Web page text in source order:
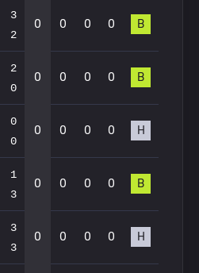
3
2
0 0 0 0 В
2
0
0 0 0 0 В
0
0
0 0 0 0 Н
1
3
0 0 0 0 В
3
3
0 0 0 0 Н